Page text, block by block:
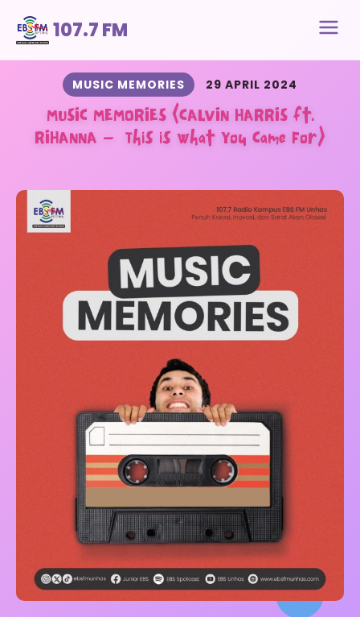
107.7 FM
MUSIC MEMORIES 29 APRIL 2024
MUSIC MEMORIES (CALVIN HARRIS ft.
RIHANNA – This is What You Came For)